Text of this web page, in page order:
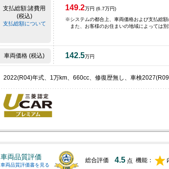
支払総額:諸費用
(税込)
支払総額について
149.2万円 (6.7万円)
※システムの都合上、車両価格および支払総
また、お客様のお住まいの地域によっては
車両価格 (税込) 142.5万円
2022(R04)年式、1万km、660cc、修復歴無し、車検
車両品質評価
車両品質評価書を見る
総合評価 4.5 点 機能：